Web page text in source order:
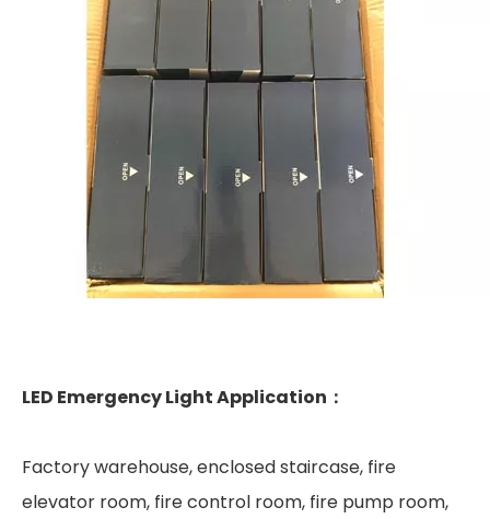
LED Emergency LightApplication：
Factory warehouse, enclosed staircase, fire
elevator room, fire control room, fire pump room,